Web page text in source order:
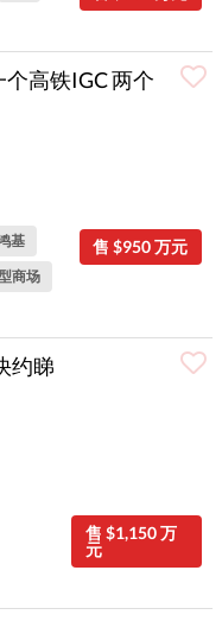
高铁IGC 两个
售 $950 万元
基
商场
约睇
售 $1,150 万
元